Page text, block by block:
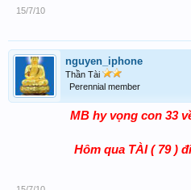
15/7/10
nguyen_iphone
Thần Tài
Perennial member
MB hy vọng con 33
Hôm qua TÀI ( 79 )